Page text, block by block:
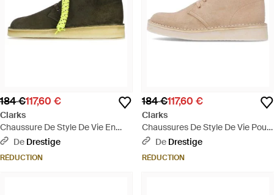
184 €117,60 €
Clarks
Chaussure De Style De Vie En
Daim Desert Coal Pour Hommes
- Vert
De Drestige
RÉDUCTION
184 €117,60 €
Clarks
Chaussures De Style De Vie Pour
Hommes Desert Coal En Daim
Clair - Neutre
De Drestige
RÉDUCTION